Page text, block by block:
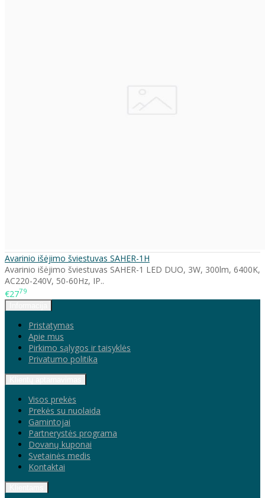
Avarinio išėjimo šviestuvas SAHER-1H
Avarinio išėjimo šviestuvas SAHER-1 LED DUO, 3W, 300lm, 6400K,
AC220-240V, 50-60Hz, IP..
€2779
Pristatymas
Apie mus
Pirkimo sąlygos ir taisyklės
Privatumo politika
Visos prekės
Prekės su nuolaida
Gamintojai
Partnerystės programa
Dovanų kuponai
Svetainės medis
Kontaktai